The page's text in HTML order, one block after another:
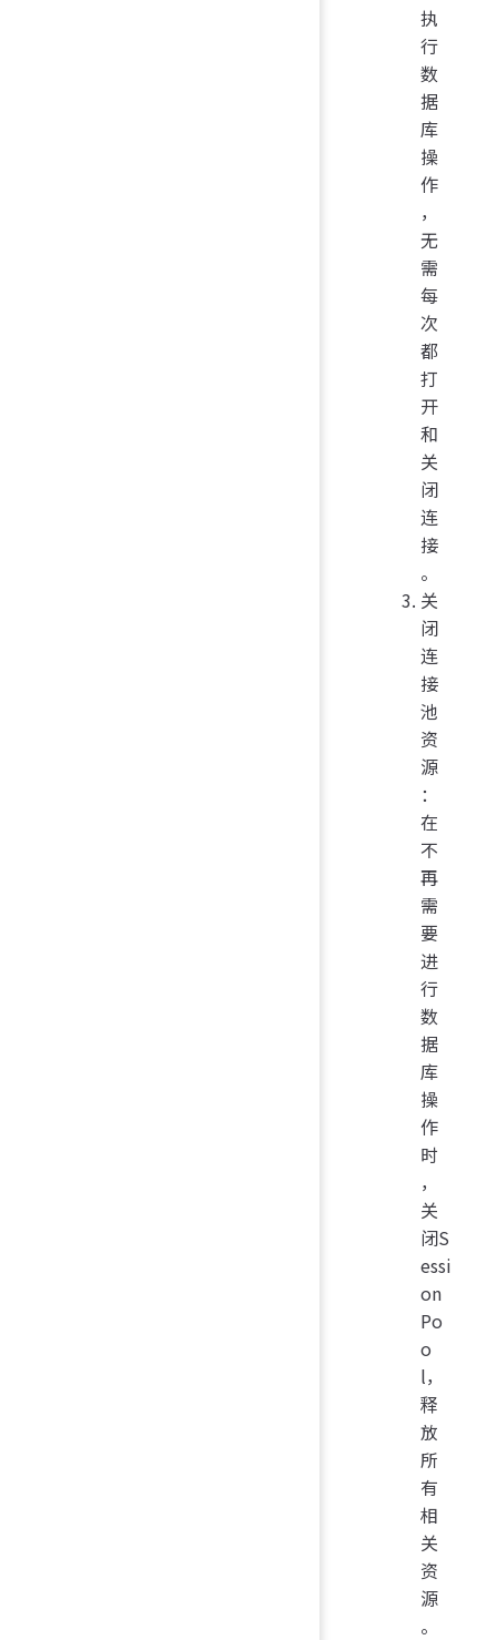
执
行
数
据
库
操
作
，
无
需
每
次
都
打
开
和
关
闭
连
接
。
关
闭
连
接
池
资
源
：
在
不
再
需
要
进
行
数
据
库
操
作
时
，
关
闭S
essi
on
Po
o
l，
释
放
所
有
相
关
资
源
。